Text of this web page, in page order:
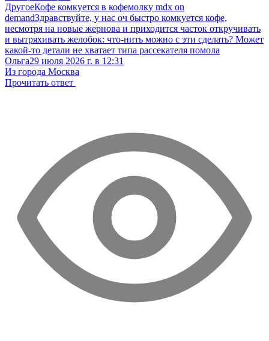
ДругоеКофе комкуется в кофемолку mdx on
demandЗдравствуйте, у нас оч быстро комкуется кофе,
несмотря на новые жернова и приходится часток откручивать
и вытряхивать желобок: что-нить можно с эти сделать? Может
какой-то детали не хватает типа рассекателя помола
Ольга29 июля 2026 г. в 12:31
Из города Москва
Прочитать ответ